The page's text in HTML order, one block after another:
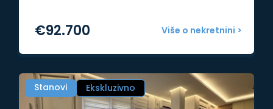
Više o nekretnini >
€92.700
Stanovi Ekskluzivno